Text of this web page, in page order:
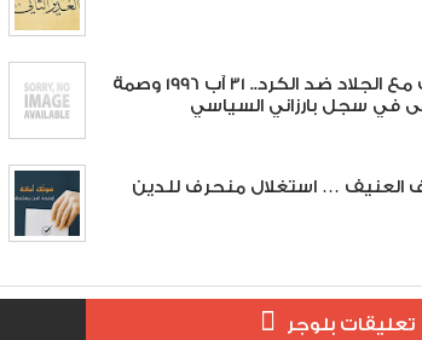
تحالف مع الجلاد ضد الكرد.. 31 آب 1996 وصمة
في سجل بارزاني السياسي
العنيف … استغلال منحرف للدين
تعليقات بلوجر